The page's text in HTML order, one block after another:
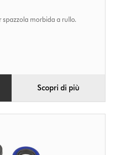
morbida a rullo.
Scopri di più